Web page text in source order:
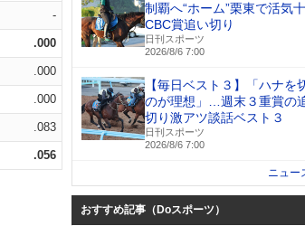
-
.000
.000
.000
.083
.056
制覇へ“ホーム”栗東で活気
CBC賞追い切り
日刊スポーツ
2026/8/6 7:00
【毎日ベスト３】「ハナを
のが理想」…週末３重賞の
切り激アツ談話ベスト３
日刊スポーツ
2026/8/6 7:00
ニュー
おすすめ記事（Doスポーツ）